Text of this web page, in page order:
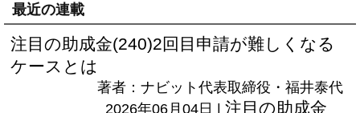
最近の連載
注目の助成金(240)2回目申請が難しくなる
ケースとは
著者：ナビット代表取締役・福井泰代
2026年06月04日 | 注目の助成金